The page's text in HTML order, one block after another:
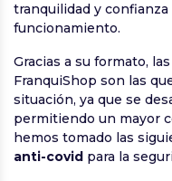
tranquilidad y
funcionamiento.
Gracias a su formato,
FranquiShop son las
situación, ya que se
permitiendo un mayor
hemos tomado las
anti-covid para la